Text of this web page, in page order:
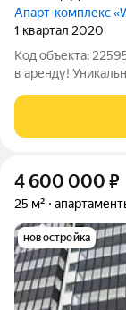
Апарт-комплекс
1 квартал 2020
Код объекта:
в аренду!
(АПАРТАМЕНТЫ)
улице Крыленко,
4 600 000 ₽
25 м²
новостройка